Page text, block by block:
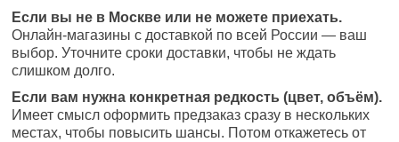
Если вы не в Москве или не можете приехать.
Онлайн-магазины с доставкой по всей России — ваш
выбор. Уточните сроки доставки, чтобы не ждать
слишком долго.
Если вам нужна конкретная редкость (цвет, объём).
Имеет смысл оформить предзаказ сразу в нескольких
местах, чтобы повысить шансы. Потом откажетесь от